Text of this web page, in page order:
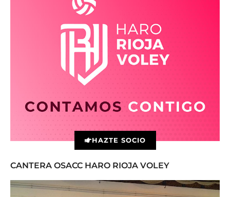
HAZTE SOCIO
CANTERA OSACC HARO RIOJA VOLEY